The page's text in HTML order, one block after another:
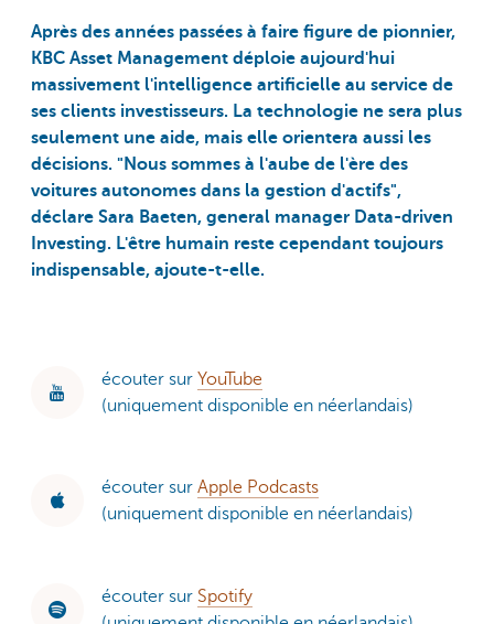
Après des années passées à faire figure de pionnier,
KBC Asset Management déploie aujourd'hui
massivement l'intelligence artificielle au service de
ses clients investisseurs. La technologie ne sera plus
seulement une aide, mais elle orientera aussi les
décisions. "Nous sommes à l'aube de l'ère des
voitures autonomes dans la gestion d'actifs",
déclare Sara Baeten, general manager Data-driven
Investing. L'être humain reste cependant toujours
indispensable, ajoute-t-elle.
écouter sur YouTube
(uniquement disponible en néerlandais)
écouter sur Apple Podcasts
(uniquement disponible en néerlandais)
écouter sur Spotify